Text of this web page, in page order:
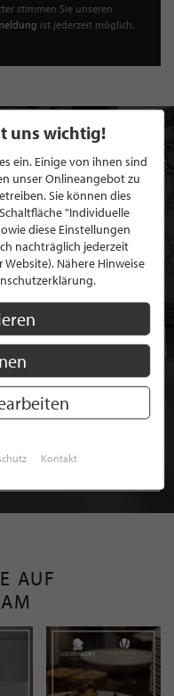
stimmen Sie unseren
ist jederzeit möglich.
EINE GRATIS
AUF
uns wichtig!
ein. Einige von ihnen sind
unser Onlineangebot zu
Sie können dies
"Individuelle
diese Einstellungen
nachträglich jederzeit
Nähere Hinweise
Kontakt